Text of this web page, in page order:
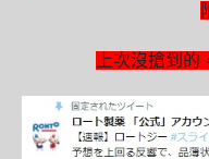
上次沒搶到的